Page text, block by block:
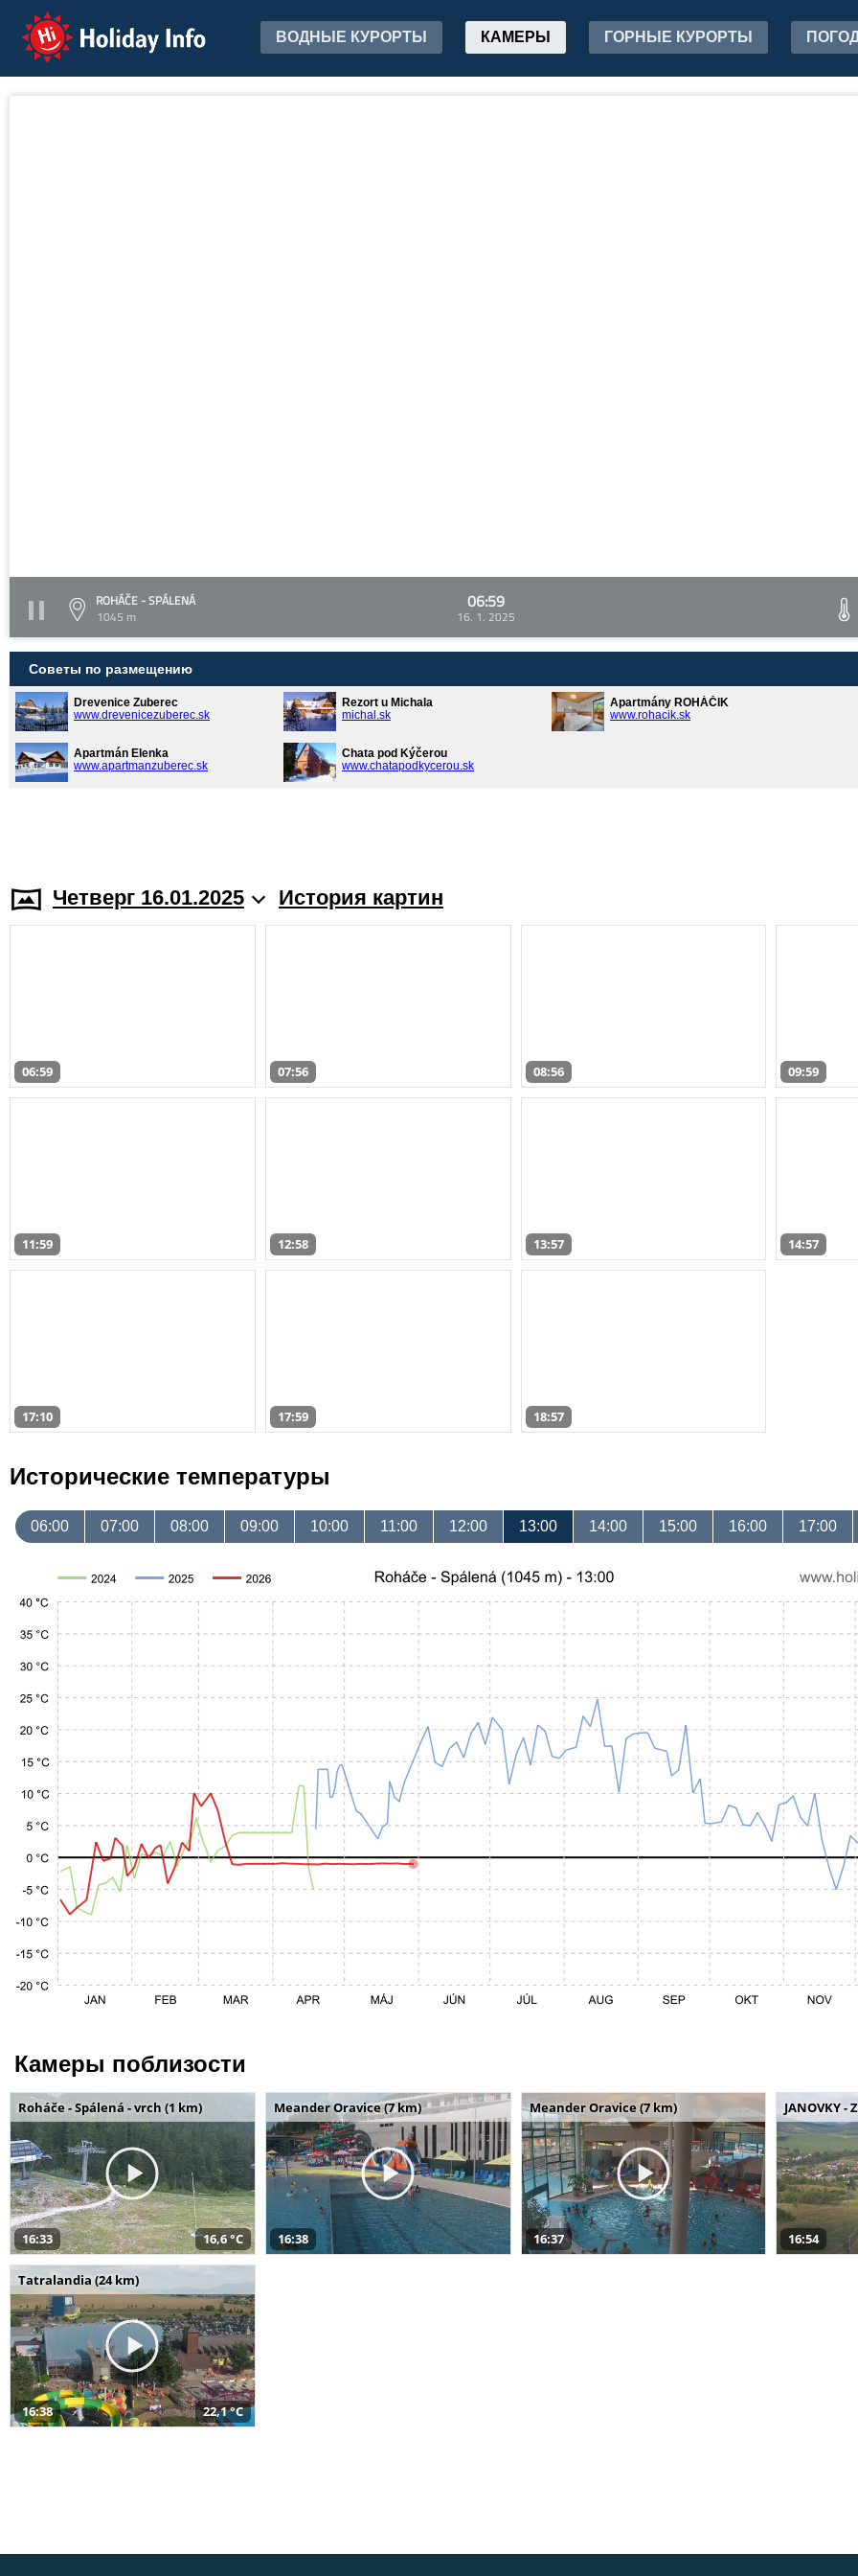
Holiday Info ВОДНЫЕ КУРОРТЫ КАМЕРЫ ГОРНЫЕ КУРОРТЫ
ROHÁČE - SPÁLENÁ
1045 m
06:59
16. 1. 2025
Советы по размещению
Drevenice Zuberec
www.drevenicezuberec.sk
Rezort u Michala
michal.sk
Apartmány ROHÁČIK
www.rohacik.sk
Apartmán Elenka
www.apartmanzuberec.sk
Chata pod Kýčerou
www.chatapodkycerou.sk
Четверг 16.01.2025 История картин
06:59 07:56 08:56 09:59
11:59 12:58 13:57 14:57
17:10 17:59 18:57
Исторические температуры
06:00 07:00 08:00 09:00 10:00 11:00 12:00 13:00 14:00 15:00 16:00 17:00
Камеры поблизости
Roháče - Spálená - vrch (1 km)
16:33 16,6 °C
Meander Oravice (7 km)
16:38
Meander Oravice (7 km)
16:37
JANOVKY -
16:54
Tatralandia (24 km)
16:38 22,1 °C